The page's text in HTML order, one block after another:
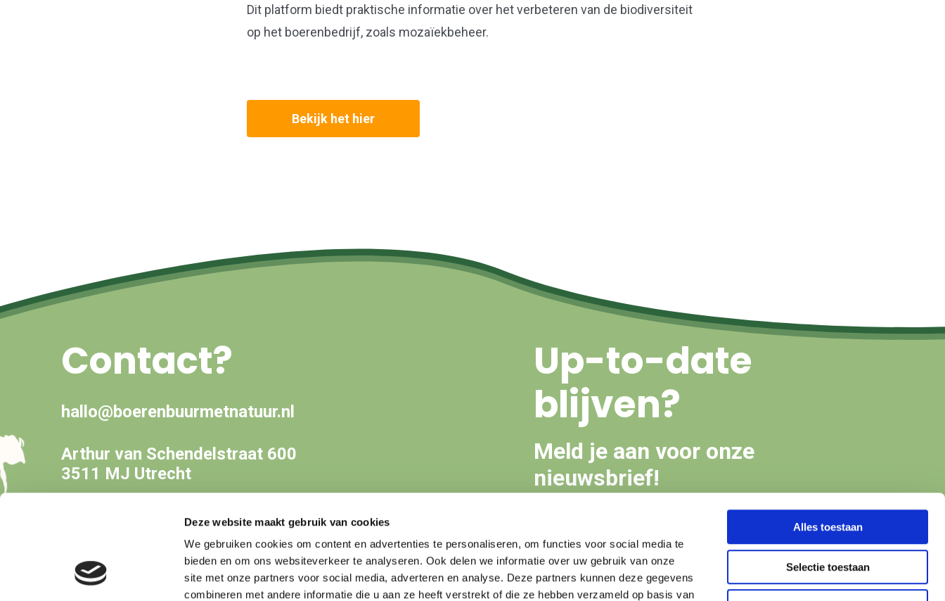
Deze website maakt gebruik van cookies
We gebruiken cookies om content en advertenties te personaliseren, om functies voor social media te
bieden en om ons websiteverkeer te analyseren. Ook delen we informatie over uw gebruik van onze
site met onze partners voor social media, adverteren en analyse. Deze partners kunnen deze gegevens
combineren met andere informatie die u aan ze heeft verstrekt of die ze hebben verzameld op basis van
Alles toestaan
Selectie toestaan
Dit platform biedt praktische informatie over het verbeteren van de biodiversiteit
op het boerenbedrijf, zoals mozaïekbeheer.
Bekijk het hier
Contact?
hallo@boerenbuurmetnatuur.nl
Arthur van Schendelstraat 600
3511 MJ Utrecht
Up-to-date
blijven?
Meld je aan voor onze
nieuwsbrief!